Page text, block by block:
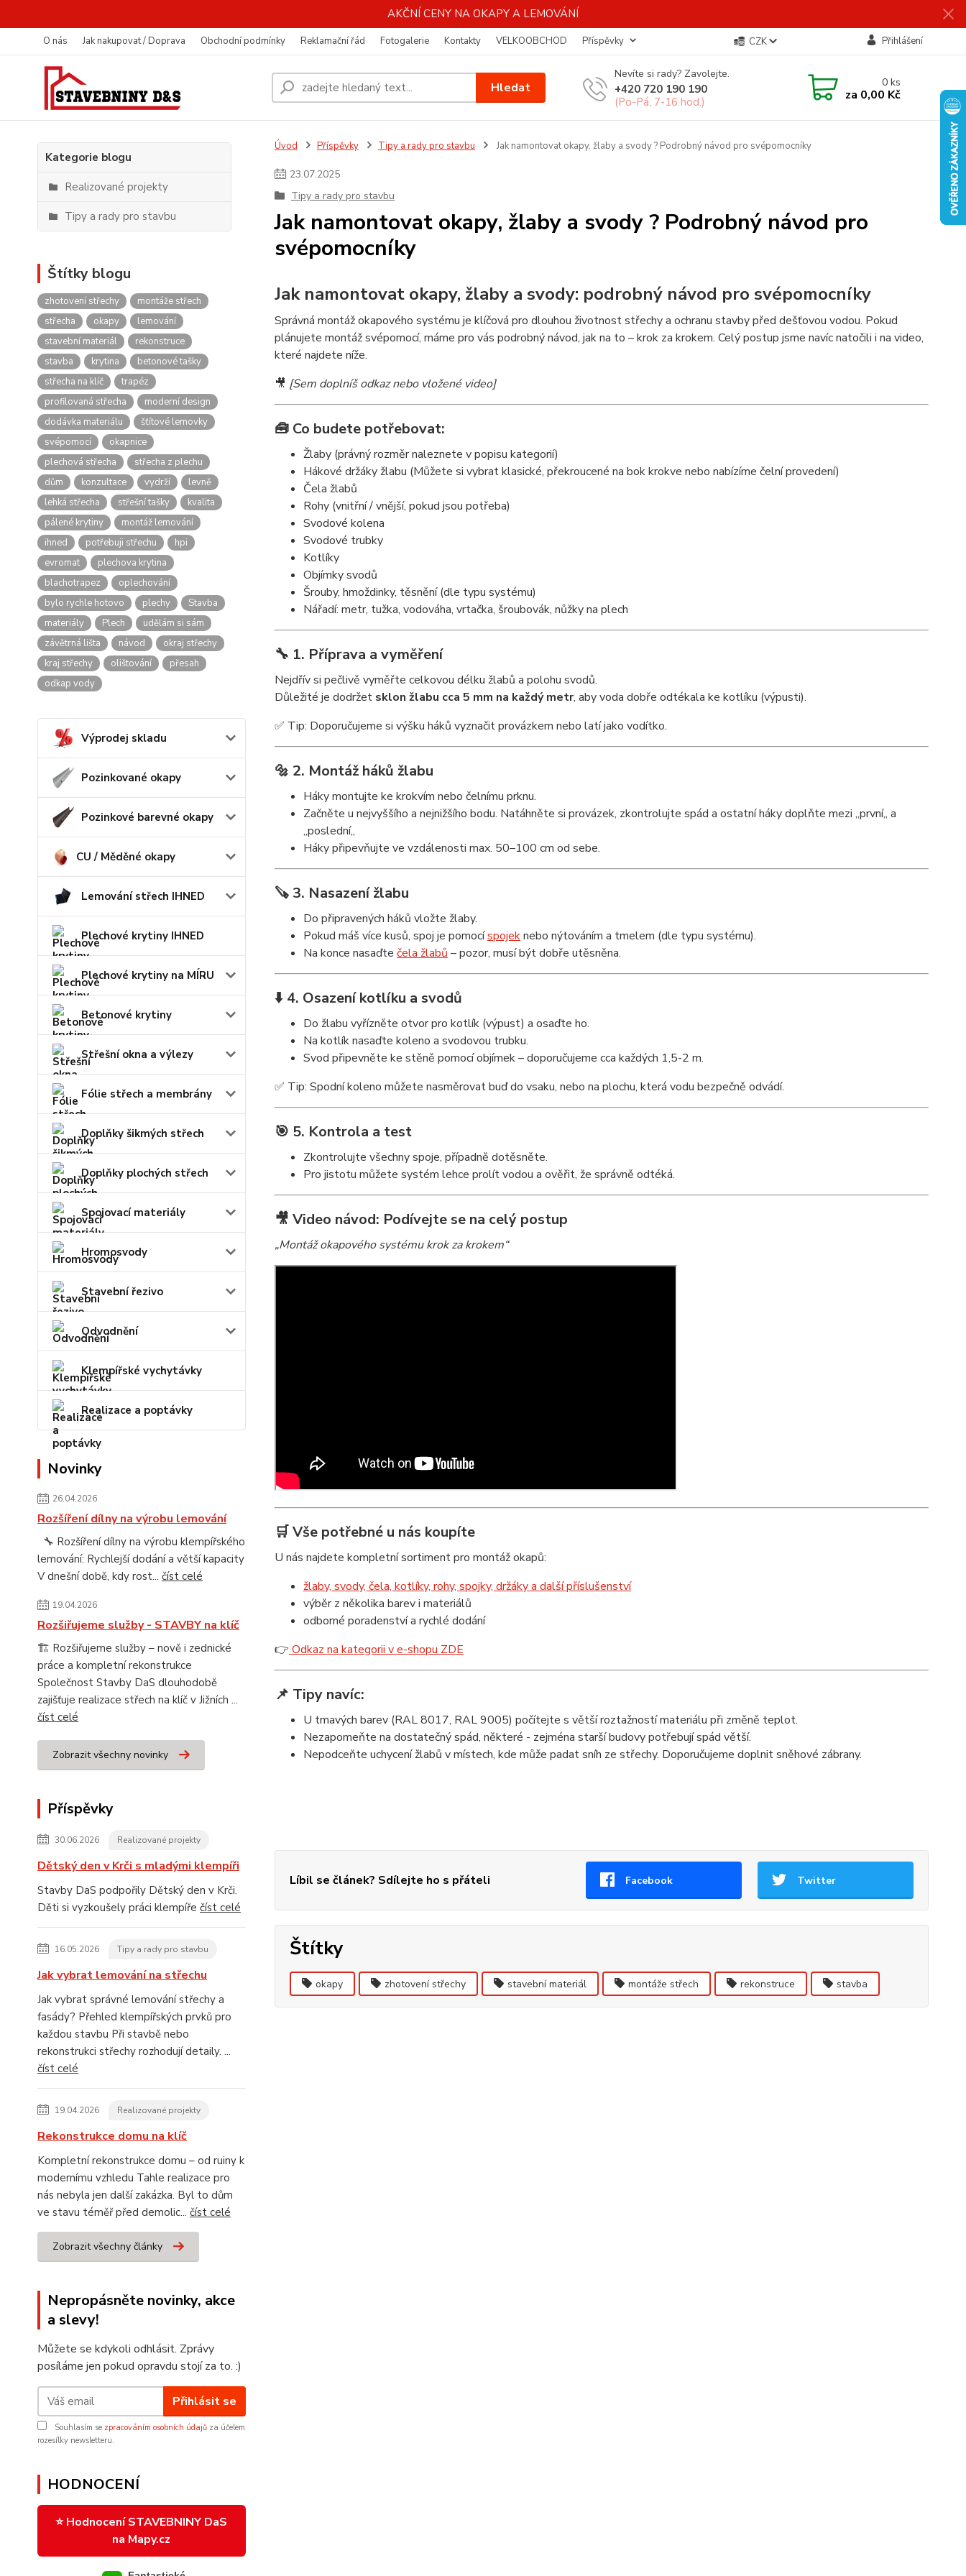
AKČNÍ CENY NA OKAPY A LEMOVÁNÍ
O nás Jak nakupovat / Doprava Obchodní podmínky Reklamační řád Fotogalerie Kontakty VELKOOBCHOD Příspěvky CZK Přihlášení
Hledat
Nevíte si rady? Zavolejte.
+420 720 190 190
(Po-Pá, 7-16 hod.)
0ks
za 0,00 Kč
Kategorie blogu
Realizované projekty
Tipy a rady pro stavbu
Štítky blogu
zhotovení střechy
montáže střech
střecha
okapy
lemování
stavební materiál
rekonstruce
stavba
krytina
betonové tašky
střecha na klíč
trapéz
profilovaná střecha
moderní design
dodávka materiálu
šťítové lemovky
svépomocí
okapnice
plechová střecha
střecha z plechu
dům
konzultace vydrží
levně
lehká střecha
střešní tašky
kvalita
pálené krytiny
montáž lemování
ihned
potřebuji střechu
hpi
evromat
plechova krytina
blachotrapez
oplechování
bylo rychle hotovo
plechy
Stavba
materiály
Plech
udělám si sám
závětrná lišta
návod
okraj střechy
kraj střechy
olištování
přesah
odkap vody
Výprodej skladu
Pozinkované okapy
Pozinkové barevné okapy
CU / Měděné okapy
Lemování střech IHNED
Plechové krytiny IHNED
Plechové krytiny na MÍRU
Betonové krytiny
Střešní okna a výlezy
Fólie střech a membrány
Doplňky šikmých střech
Doplňky plochých střech
Spojovací materiály
Hromosvody
Stavební řezivo
Odvodnění
Klempířské vychytávky
Realizace a poptávky
Novinky
26.04.2026
Rozšíření dílny na výrobu lemování
🔧 Rozšíření dílny na výrobu klempířského
lemování: Rychlejší dodání a větší kapacity
V dnešní době, kdy rost... číst celé
19.04.2026
Rozšiřujeme služby - STAVBY na klíč
🏗️ Rozšiřujeme služby – nově i zednické
práce a kompletní rekonstrukce
Společnost Stavby DaS dlouhodobě
zajišťuje realizace střech na klíč v Jižních ...
číst celé
Zobrazit všechny novinky
Příspěvky
30.06.2026 Realizované projekty
Dětský den v Krči s mladými klempíři
Stavby DaS podpořily Dětský den v Krči.
Děti si vyzkoušely práci klempíře číst celé
16.05.2026 Tipy a rady pro stavbu
Jak vybrat lemování na střechu
Jak vybrat správné lemování střechy a
fasády? Přehled klempířských prvků pro
každou stavbu Při stavbě nebo
rekonstrukci střechy rozhodují detaily. ...
číst celé
19.04.2026 Realizované projekty
Rekonstrukce domu na klíč
Kompletní rekonstrukce domu – od ruiny k
modernímu vzhledu Tahle realizace pro
nás nebyla jen další zakázka. Byl to dům
ve stavu téměř před demolic... číst celé
Zobrazit všechny články
Nepropásněte novinky, akce
a slevy!
Můžete se kdykoli odhlásit. Zprávy
posíláme jen pokud opravdu stojí za to. :)
Přihlásit se
Souhlasím se zpracováním osobních údajů za účelem
rozesílky newsletteru.
HODNOCENÍ
⭐ Hodnocení STAVEBNINY DaS
na Mapy.cz
Úvod Příspěvky Tipy a rady pro stavbu Jak namontovat okapy, žlaby a svody ? Podrobný návod pro svépomocníky
23.07.2025
Tipy a rady pro stavbu
Jak namontovat okapy, žlaby a svody ? Podrobný návod pro
svépomocníky
Jak namontovat okapy, žlaby a svody: podrobný návod pro svépomocníky
Správná montáž okapového systému je klíčová pro dlouhou životnost střechy a ochranu stavby před dešťovou vodou. Pokud
plánujete montáž svépomocí, máme pro vás podrobný návod, jak na to – krok za krokem. Celý postup jsme navíc natočili i na video,
které najdete níže.
🎥 [Sem doplníš odkaz nebo vložené video]
🧰 Co budete potřebovat:
Žlaby (právný rozměr naleznete v popisu kategorií)
Hákové držáky žlabu (Můžete si vybrat klasické, překroucené na bok krokve nebo nabízíme čelní provedení)
Čela žlabů
Rohy (vnitřní / vnější, pokud jsou potřeba)
Svodové kolena
Svodové trubky
Kotlíky
Objímky svodů
Šrouby, hmoždinky, těsnění (dle typu systému)
Nářadí: metr, tužka, vodováha, vrtačka, šroubovák, nůžky na plech
🔧 1. Příprava a vyměření
Nejdřív si pečlivě vyměřte celkovou délku žlabů a polohu svodů.
Důležité je dodržet sklon žlabu cca 5 mm na každý metr, aby voda dobře odtékala ke kotlíku (výpusti).
✅ Tip: Doporučujeme si výšku háků vyznačit provázkem nebo latí jako vodítko.
🔩 2. Montáž háků žlabu
Háky montujte ke krokvím nebo čelnímu prknu.
Začněte u nejvyššího a nejnižšího bodu. Natáhněte si provázek, zkontrolujte spád a ostatní háky doplňte mezi ,,první,, a
,,poslední,,
Háky připevňujte ve vzdálenosti max. 50–100 cm od sebe.
🪚 3. Nasazení žlabu
Do připravených háků vložte žlaby.
Pokud máš více kusů, spoj je pomocíspojeknebo nýtováním a tmelem (dle typu systému).
Na konce nasaďte čela žlabů – pozor, musí být dobře utěsněna.
⬇️ 4. Osazení kotlíku a svodů
Do žlabu vyřízněte otvor pro kotlík (výpust) a osaďte ho.
Na kotlík nasaďte koleno a svodovou trubku.
Svod připevněte ke stěně pomocí objímek – doporučujeme cca každých 1,5-2 m.
✅ Tip: Spodní koleno můžete nasměrovat buď do vsaku, nebo na plochu, která vodu bezpečně odvádí.
🎯 5. Kontrola a test
Zkontrolujte všechny spoje, případně dotěsněte.
Pro jistotu můžete systém lehce prolít vodou a ověřit, že správně odtéká.
🎥 Video návod: Podívejte se na celý postup
„Montáž okapového systému krok za krokem“
🛒 Vše potřebné u nás koupíte
U nás najdete kompletní sortiment pro montáž okapů:
žlaby, svody, čela, kotlíky, rohy, spojky, držáky a další příslušenství
výběr z několika barev i materiálů
odborné poradenství a rychlé dodání
👉 Odkaz na kategorii v e-shopu ZDE
📌 Tipy navíc:
U tmavých barev (RAL 8017, RAL 9005) počítejte s větší roztažností materiálu při změně teplot.
Nezapomeňte na dostatečný spád, některé - zejména starší budovy potřebují spád větší.
Nepodceňte uchycení žlabů v místech, kde může padat sníh ze střechy. Doporučujeme doplnit sněhové zábrany.
Líbil se článek? Sdílejte ho s přáteli Facebook Twitter
Štítky
okapy zhotovení střechy stavební materiál montáže střech rekonstruce stavba